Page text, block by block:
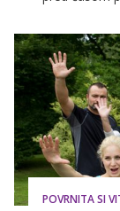
prepričan,
mara repe,
mora storiti,
do Murske
POVRNITA SI